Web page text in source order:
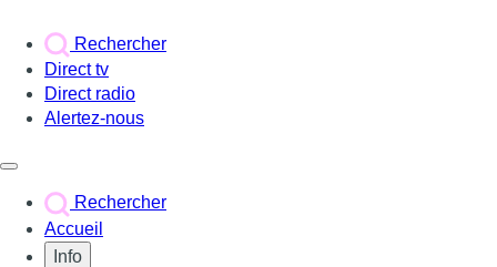
Rechercher
Direct tv
Direct radio
Alertez-nous
Rechercher
Accueil
Info